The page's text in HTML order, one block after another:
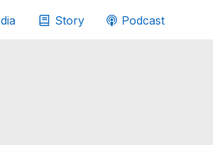
Story Podcast